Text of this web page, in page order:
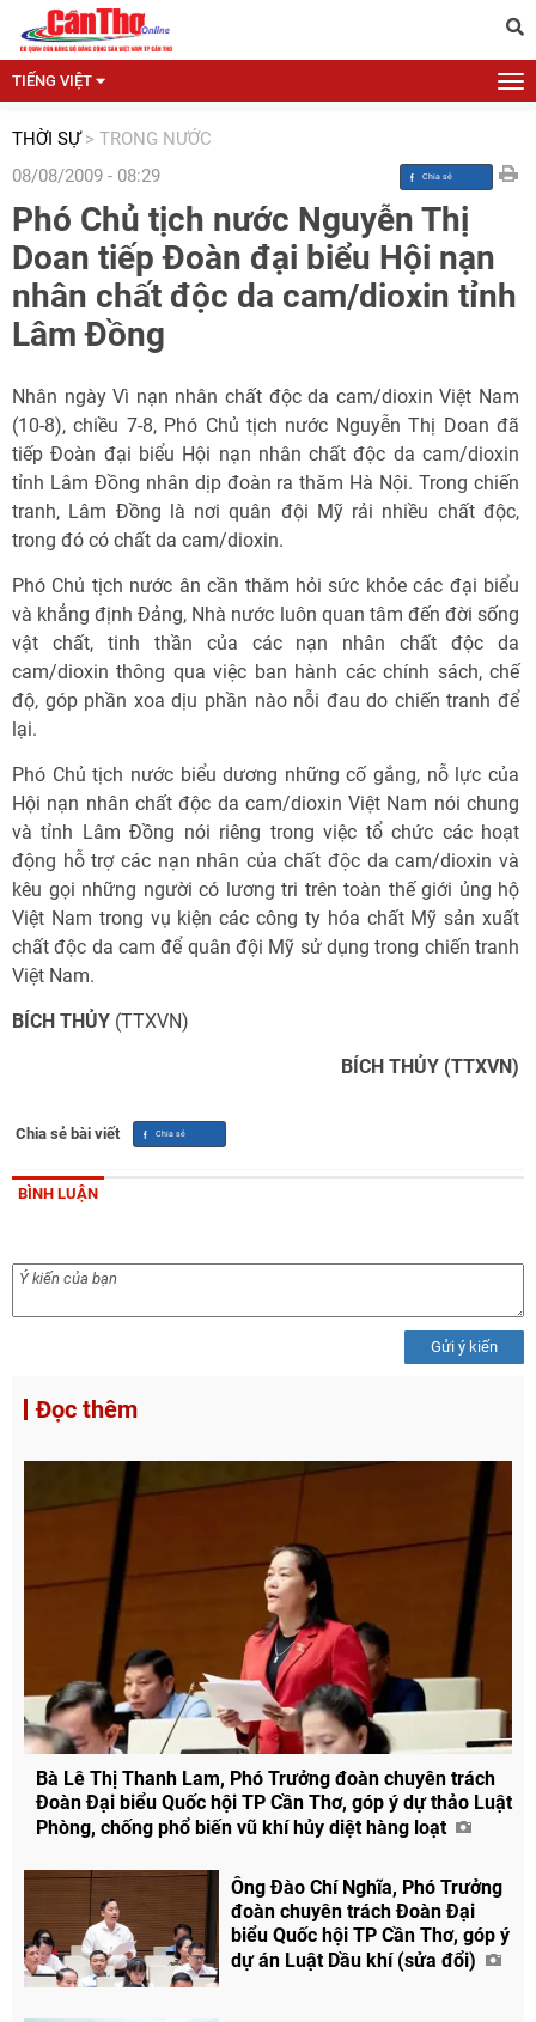
TIẾNG VIỆT
THỜI SỰ > TRONG NƯỚC
08/08/2009 - 08:29
Phó Chủ tịch nước Nguyễn Thị
Doan tiếp Đoàn đại biểu Hội nạn
nhân chất độc da cam/dioxin tỉnh
Lâm Đồng
Nhân ngày Vì nạn nhân chất độc da cam/dioxin Việt Nam
(10-8), chiều 7-8, Phó Chủ tịch nước Nguyễn Thị Doan đã
tiếp Đoàn đại biểu Hội nạn nhân chất độc da cam/dioxin
tỉnh Lâm Đồng nhân dịp đoàn ra thăm Hà Nội. Trong chiến
tranh, Lâm Đồng là nơi quân đội Mỹ rải nhiều chất độc,
trong đó có chất da cam/dioxin.
Phó Chủ tịch nước ân cần thăm hỏi sức khỏe các đại biểu
và khẳng định Đảng, Nhà nước luôn quan tâm đến đời sống
vật chất, tinh thần của các nạn nhân chất độc da
cam/dioxin thông qua việc ban hành các chính sách, chế
độ, góp phần xoa dịu phần nào nỗi đau do chiến tranh để
lại.
Phó Chủ tịch nước biểu dương những cố gắng, nỗ lực của
Hội nạn nhân chất độc da cam/dioxin Việt Nam nói chung
và tỉnh Lâm Đồng nói riêng trong việc tổ chức các hoạt
động hỗ trợ các nạn nhân của chất độc da cam/dioxin và
kêu gọi những người có lương tri trên toàn thế giới ủng hộ
Việt Nam trong vụ kiện các công ty hóa chất Mỹ sản xuất
chất độc da cam để quân đội Mỹ sử dụng trong chiến tranh
Việt Nam.
BÍCH THỦY (TTXVN)
BÍCH THỦY (TTXVN)
Chia sẻ bài viết
Chia sẻ
Facebook
BÌNH LUẬN
Gửi ý kiến
Đọc thêm
Bà Lê Thị Thanh Lam, Phó Trưởng đoàn chuyên trách
Đoàn Đại biểu Quốc hội TP Cần Thơ, góp ý dự thảo Luật
Phòng, chống phổ biến vũ khí hủy diệt hàng loạt
Ông Đào Chí Nghĩa, Phó Trưởng
đoàn chuyên trách Đoàn Đại
biểu Quốc hội TP Cần Thơ, góp ý
dự án Luật Dầu khí (sửa đổi)